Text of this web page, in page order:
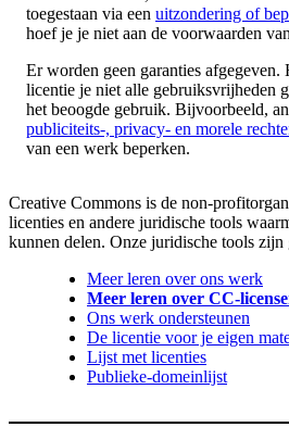
toegestaan via een uitzondering of
hoef je je niet aan de voorwaarden
Er worden geen garanties
licentie je niet alle gebruiksvrijheden
het beoogde gebruik. Bijvoorbeeld,
publiciteits-, privacy- en morele
van een werk beperken.
Creative Commons is de non-
licenties en andere juridische tools
kunnen delen. Onze juridische tools zijn
Meer leren over ons werk
Meer leren over CC-
Ons werk ondersteunen
De licentie voor je eigen
Lijst met licenties
Publieke-domeinlijst